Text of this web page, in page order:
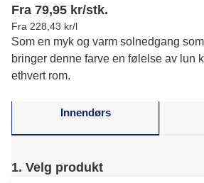
Fra 79,95 kr/stk.
Fra 228,43 kr/l
Som en myk og varm solnedgang
bringer denne farve en følelse av lun
ethvert rom.
Innendørs
1. Velg produkt